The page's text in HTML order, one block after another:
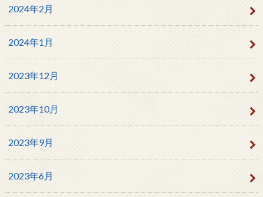
2024年2月
2024年1月
2023年12月
2023年10月
2023年9月
2023年6月